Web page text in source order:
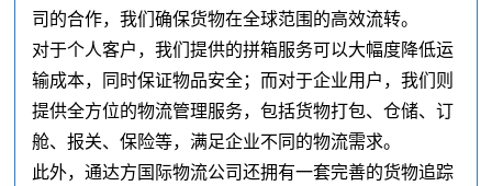
司的合作，我们确保货物在全球范围的高效流转。
对于个人客户，我们提供的拼箱服务可以大幅度降低运
输成本，同时保证物品安全；而对于企业用户，我们则
提供全方位的物流管理服务，包括货物打包、仓储、订
舱、报关、保险等，满足企业不同的物流需求。
此外，通达方国际物流公司还拥有一套完善的货物追踪